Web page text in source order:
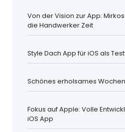
Von der Vision zur App:
die Handwerker Zeit
Style Dach App für iOS als
Schönes erholsames
Fokus auf Apple: Volle
iOS App